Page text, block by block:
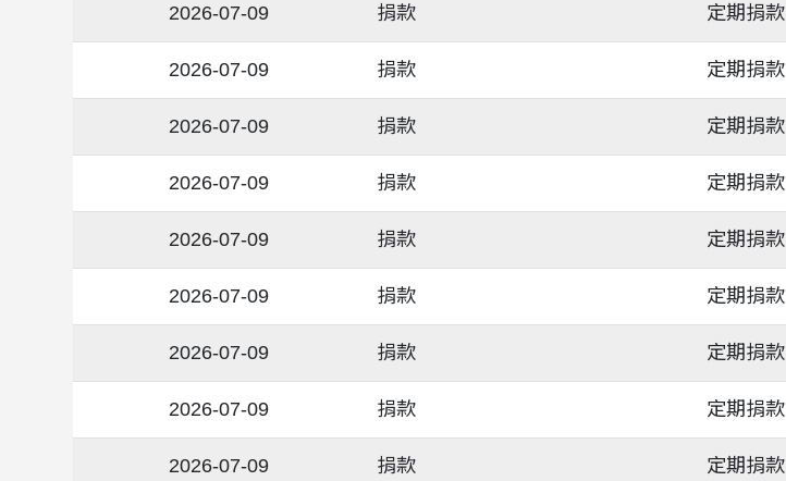
2026-07-09 捐款 定期捐款
2026-07-09 捐款 定期捐款
2026-07-09 捐款 定期捐款
2026-07-09 捐款 定期捐款
2026-07-09 捐款 定期捐款
2026-07-09 捐款 定期捐款
2026-07-09 捐款 定期捐款
2026-07-09 捐款 定期捐款
2026-07-09 捐款 定期捐款